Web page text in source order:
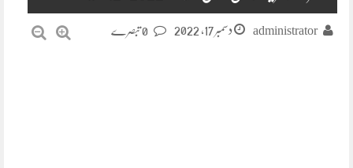
administrator دسمبر 17, 2022